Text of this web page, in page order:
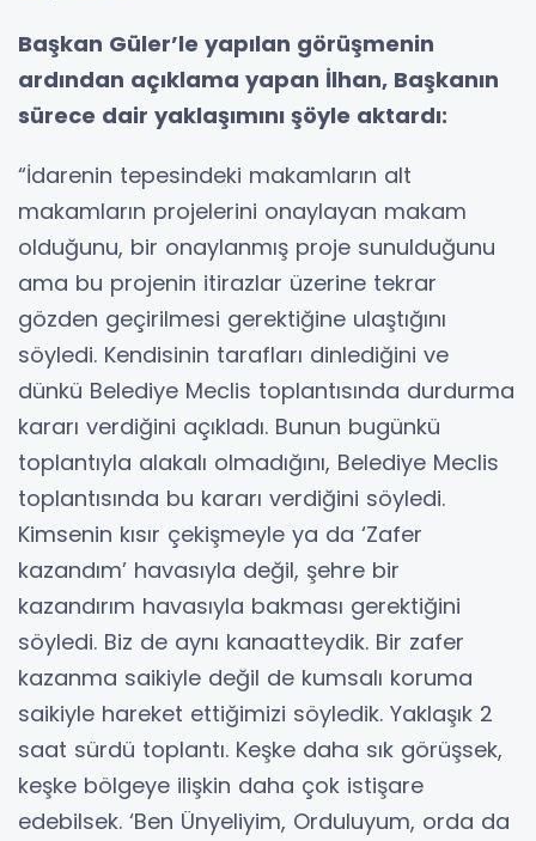
Başkan Güler’le yapılan görüşmenin
ardından açıklama yapan İlhan, Başkanın
sürece dair yaklaşımını şöyle aktardı:
“İdarenin tepesindeki makamların alt
makamların projelerini onaylayan makam
olduğunu, bir onaylanmış proje sunulduğunu
ama bu projenin itirazlar üzerine tekrar
gözden geçirilmesi gerektiğine ulaştığını
söyledi. Kendisinin tarafları dinlediğini ve
dünkü Belediye Meclis toplantısında durdurma
kararı verdiğini açıkladı. Bunun bugünkü
toplantıyla alakalı olmadığını, Belediye Meclis
toplantısında bu kararı verdiğini söyledi.
Kimsenin kısır çekişmeyle ya da ‘Zafer
kazandım’ havasıyla değil, şehre bir
kazandırım havasıyla bakması gerektiğini
söyledi. Biz de aynı kanaatteydik. Bir zafer
kazanma saikiyle değil de kumsalı koruma
saikiyle hareket ettiğimizi söyledik. Yaklaşık 2
saat sürdü toplantı. Keşke daha sık görüşsek,
keşke bölgeye ilişkin daha çok istişare
edebilsek. ‘Ben Ünyeliyim, Orduluyum, orda da